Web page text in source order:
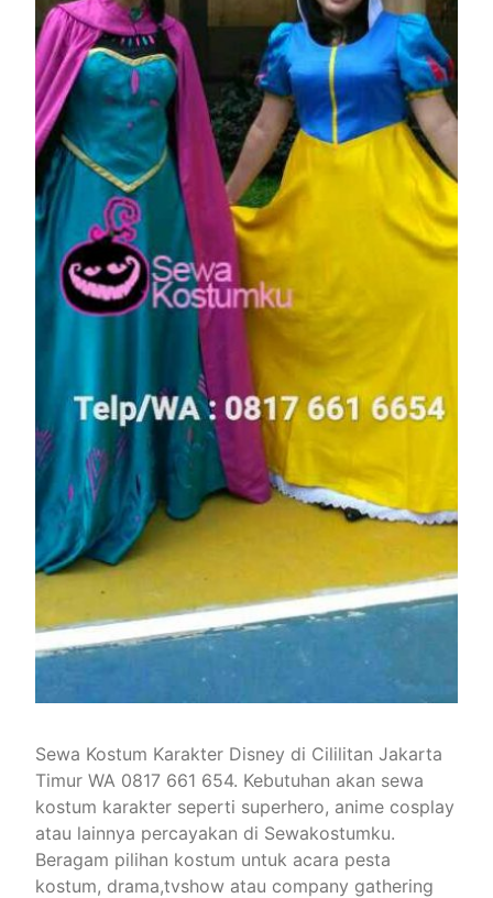
Sewa Kostum Karakter Disney di Cililitan Jakarta
Timur WA 0817 661 654. Kebutuhan akan sewa
kostum karakter seperti superhero, anime cosplay
atau lainnya percayakan di Sewakostumku.
Beragam pilihan kostum untuk acara pesta
kostum, drama,tvshow atau company gathering